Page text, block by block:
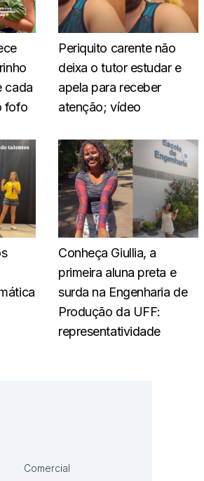
cada
fofo
Periquito carente não
deixa o tutor estudar e
apela para receber
atenção; vídeo
Conheça Giullia, a
primeira aluna preta e
surda na Engenharia de
Produção da UFF:
representatividade
Comercial